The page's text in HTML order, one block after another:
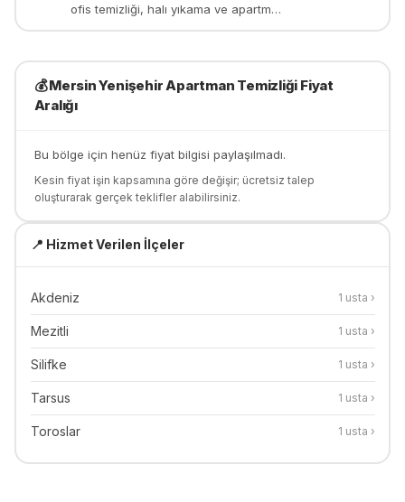
ofis temizliği, halı yıkama ve apartman
temizliği yapıyorum. 8 yıllık deneyim.
💰Mersin YenişehirApartman Temizliği Fiyat
Aralığı
Bu bölge için henüz fiyat bilgisi paylaşılmadı.
Kesin fiyat işin kapsamına göre değişir; ücretsiz talep
oluşturarak gerçek teklifler alabilirsiniz.
📍 Hizmet Verilen İlçeler
Akdeniz 1 usta ›
Mezitli 1 usta ›
Silifke 1 usta ›
Tarsus 1 usta ›
Toroslar 1 usta ›